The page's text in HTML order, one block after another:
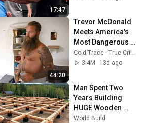
17:47
44:20
Trevor McDonald
Meets America's
Most Dangerous
Death Row KillersCold Trace - True Crime Stories
3.4M
13d ago
Man Spent Two
Years Building
HUGE Wooden
House for his
World Build